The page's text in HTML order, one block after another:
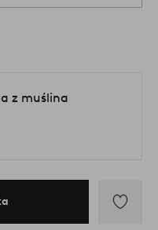
z muślina